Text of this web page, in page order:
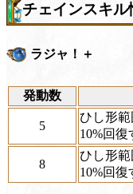
チェインスキル
ラジャ！＋
発動数
5
ひし形
10%回復
8
ひし形
10%回復